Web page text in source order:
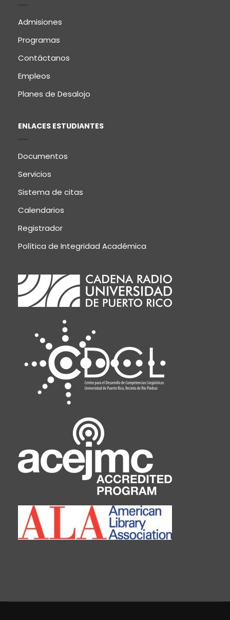
Admisiones
Programas
Contáctanos
Empleos
Planes de Desalojo
ENLACES ESTUDIANTES
Documentos
Servicios
Sistema de citas
Calendarios
Registrador
Política de Integridad Académica